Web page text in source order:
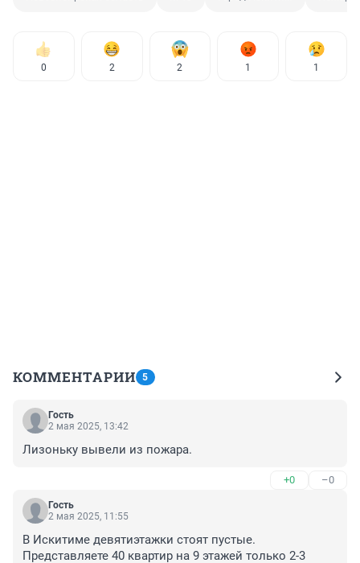
0 2 2 1 1
КОММЕНТАРИИ 5
Гость
2 мая 2025, 13:42
Лизоньку вывели из пожара.
+0 –0
Гость
2 мая 2025, 11:55
В Искитиме девятиэтажки стоят пустые.
Представляете 40 квартир на 9 этажей только 2-3